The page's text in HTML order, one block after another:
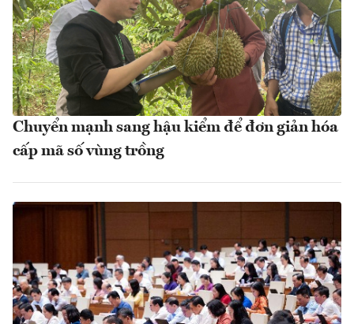
Chuyển mạnh sang hậu kiểm để đơn giản hóa
cấp mã số vùng trồng